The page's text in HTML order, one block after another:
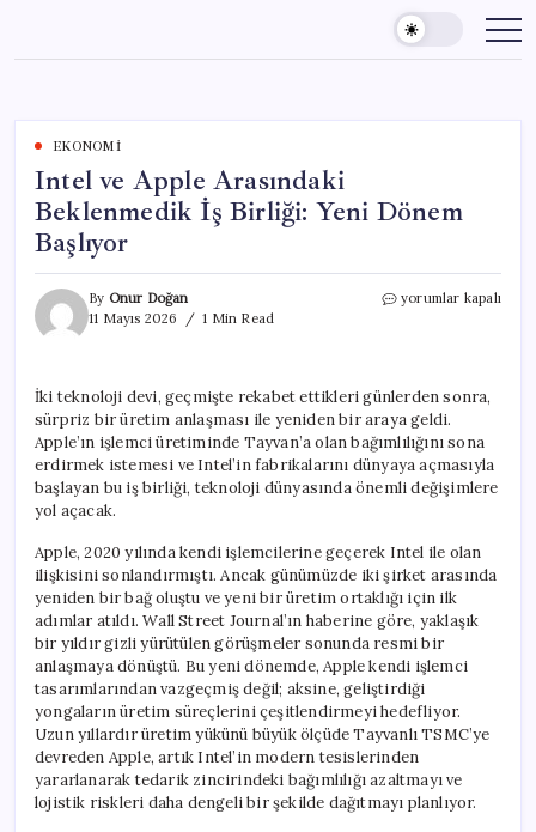
content
EKONOMI
Intel ve Apple Arasındaki
Beklenmedik İş Birliği: Yeni Dönem
Başlıyor
By Onur Doğan
11 Mayıs 2026
1 Min Read
Intel
İş
Birliği:
Yeni
Dönem
Başlıyor
yorumlar kapalı
İki teknoloji devi, geçmişte rekabet ettikleri günlerden sonra,
sürpriz bir üretim anlaşması ile yeniden bir araya geldi.
Apple’ın işlemci üretiminde Tayvan’a olan bağımlılığını sona
erdirmek istemesi ve Intel’in fabrikalarını dünyaya açmasıyla
başlayan bu iş birliği, teknoloji dünyasında önemli değişimlere
yol açacak.
Apple, 2020 yılında kendi işlemcilerine geçerek Intel ile olan
ilişkisini sonlandırmıştı. Ancak günümüzde iki şirket arasında
yeniden bir bağ oluştu ve yeni bir üretim ortaklığı için ilk
adımlar atıldı. Wall Street Journal’ın haberine göre, yaklaşık
bir yıldır gizli yürütülen görüşmeler sonunda resmi bir
anlaşmaya dönüştü. Bu yeni dönemde, Apple kendi işlemci
tasarımlarından vazgeçmiş değil; aksine, geliştirdiği
yongaların üretim süreçlerini çeşitlendirmeyi hedefliyor.
Uzun yıllardır üretim yükünü büyük ölçüde Tayvanlı TSMC’ye
devreden Apple, artık Intel’in modern tesislerinden
yararlanarak tedarik zincirindeki bağımlılığı azaltmayı ve
lojistik riskleri daha dengeli bir şekilde dağıtmayı planlıyor.